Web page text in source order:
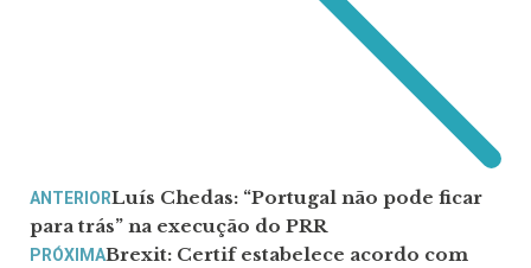
ANTERIORLuís Chedas: “Portugal não pode ficar
para trás” na execução do PRR
PRÓXIMABrexit: Certif estabelece acordo com